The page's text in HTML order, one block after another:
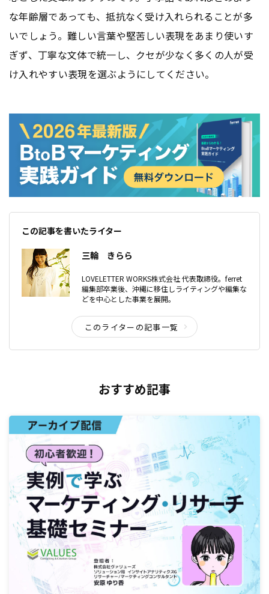
な年齢層であっても、抵抗なく受け入れられることが多
いでしょう。難しい言葉や堅苦しい表現をあまり使いす
ぎず、丁寧な文体で統一し、クセが少なく多くの人が受
け入れやすい表現を選ぶようにしてください。
この記事を書いたライター
三輪 きらら
LOVELETTER WORKS株式会社 代表取締役。ferret
編集部卒業後、沖縄に移住しライティングや編集な
どを中心とした事業を展開。
このライターの記事一覧
おすすめ記事